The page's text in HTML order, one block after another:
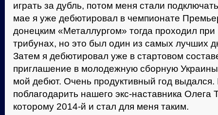
играть за дубль, потом меня стали
мае я уже дебютировал в чемпионате
донецким «Металлургом» тогда проходил при
трибунах, но это был один из самых лучших
Затем я дебютировал уже в стартовом
приглашение в молодежную сборную
мой дебют. Очень продуктивный год выдался.
поблагодарить нашего экс-наставника Олега
которому 2014-й и стал для меня таким.